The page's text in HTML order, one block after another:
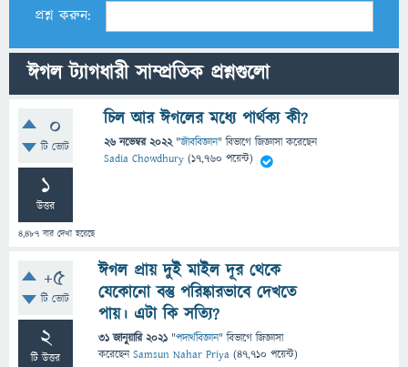
প্রশ্ন করুন:
ঈগল ট্যাগধারী সাম্প্রতিক প্রশ্নগুলো
0
টি ভোট
1
উত্তর
4,487 বার দেখা হয়েছে
চিল আর ঈগলের মধ্যে পার্থক্য কী?
26 নভেম্বর 2022 "জীববিজ্ঞান" বিভাগে জিজ্ঞাসাকরেছেন
Sadia Chowdhury (17,760 পয়েন্ট)
+5
টি ভোট
2
টি উত্তর
ঈগল প্রায় দুই মাইল দূর থেকে
যেকোনো বস্তু পরিষ্কারভাবে দেখতে
পায়। এটা কি সত্যি?
31 জানুয়ারি 2021 "পদার্থবিজ্ঞান" বিভাগে জিজ্ঞাসা
করেছেনSamsun Nahar Priya (47,710 পয়েন্ট)